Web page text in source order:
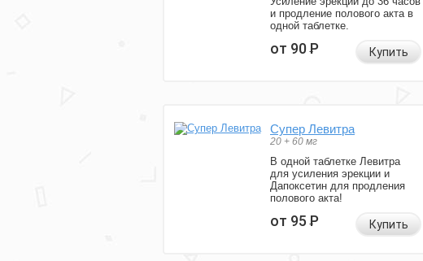
и продление полового акта в
одной таблетке.
от 90Р Купить
Супер Левитра
20 + 60 мг
В одной таблетке Левитра
для усиления эрекции и
Дапоксетин для продления
полового акта!
от 95Р Купить